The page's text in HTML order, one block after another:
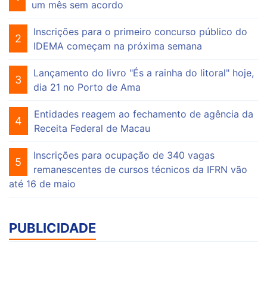
um mês sem acordo
2
Inscrições para o primeiro concurso público do
IDEMA começam na próxima semana
3
Lançamento do livro "És a rainha do litoral" hoje,
dia 21 no Porto de Ama
4
Entidades reagem ao fechamento de agência da
Receita Federal de Macau
5
Inscrições para ocupação de 340 vagas
remanescentes de cursos técnicos da IFRN vão
até 16 de maio
PUBLICIDADE